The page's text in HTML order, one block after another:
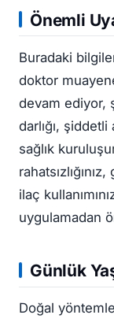
Önemli
Buradaki
doktor
devam ediyor,
darlığı,
sağlık
ilaç
uygulamadan
Günlük
Doğal